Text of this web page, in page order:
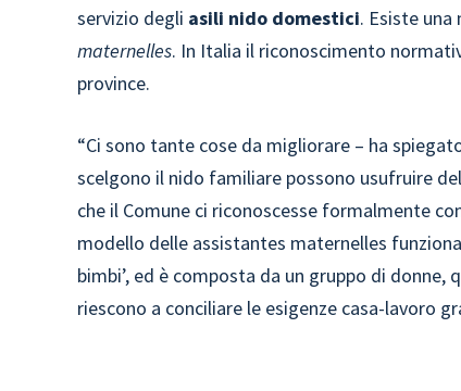
servizio degli asili nido domestici. Esiste
maternelles. In Italia il riconoscimento
province.
“Ci sono tante cose da migliorare – ha
scelgono il nido familiare possono usufruire del
che il Comune ci riconoscesse formalmente
modello delle assistantes maternelles
bimbi’, ed è composta da un gruppo di
riescono a conciliare le esigenze casa-lavoro